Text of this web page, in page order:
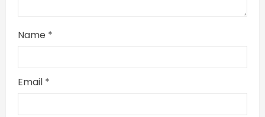
Name *
Email *